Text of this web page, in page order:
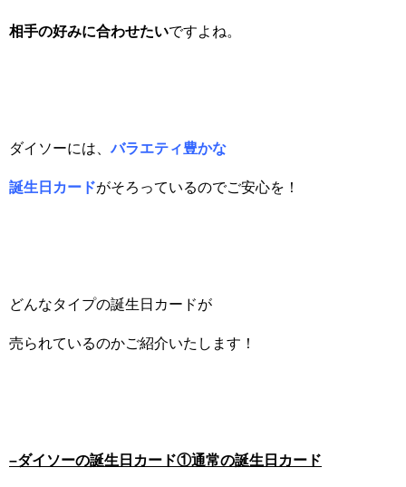
相手の好みに合わせたいですよね。
ダイソーには、バラエティ豊かな
誕生日カードがそろっているのでご安心を！
どんなタイプの誕生日カードが
売られているのかご紹介いたします！
–ダイソーの誕生日カード①通常の誕生日カード